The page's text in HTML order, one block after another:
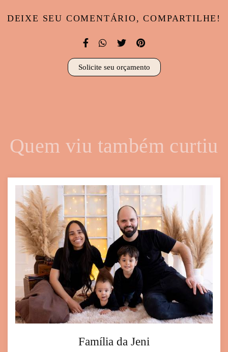
DEIXE SEU COMENTÁRIO, COMPARTILHE!
Solicite seu orçamento
Quem viu também curtiu
Família da Jeni